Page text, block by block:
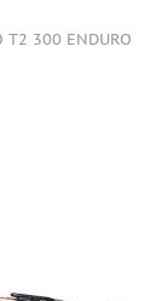
T2 300 ENDURO